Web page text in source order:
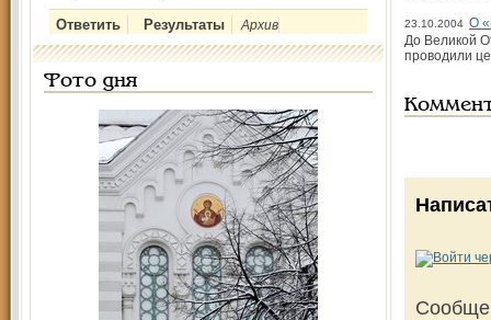
Архив
Фото дня
23.10.2004 О
До Великой
проводили